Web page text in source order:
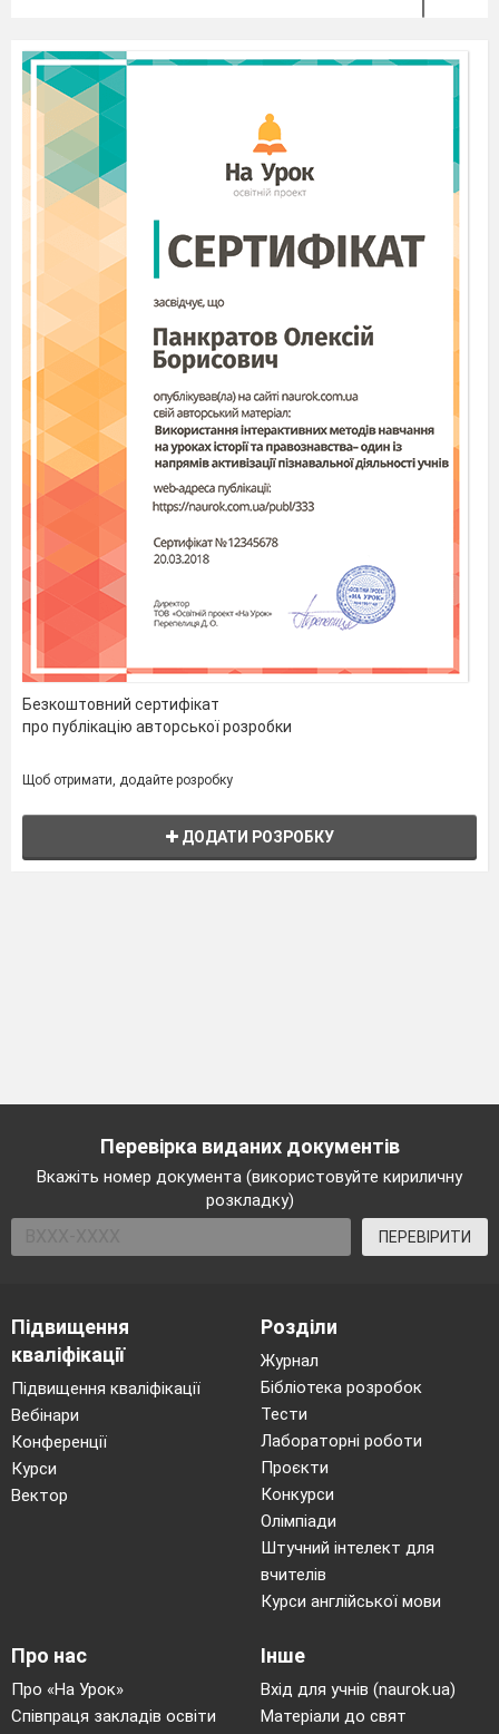
Безкоштовний сертифікат
про публікацію авторської розробки
Щоб отримати, додайте розробку
ДОДАТИ РОЗРОБКУ
Перевірка виданих документів
Вкажіть номер документа (використовуйте кириличну
розкладку)
ПЕРЕВІРИТИ
Підвищення
кваліфікації
Підвищення кваліфікації
Вебінари
Конференції
Курси
Вектор
Розділи
Журнал
Бібліотека розробок
Тести
Лабораторні роботи
Проєкти
Конкурси
Олімпіади
Штучний інтелект для
вчителів
Курси англійської мови
Про нас
Про «На Урок»
Співпраця закладів освіти
Інше
Вхід для учнів (naurok.ua)
Матеріали до свят